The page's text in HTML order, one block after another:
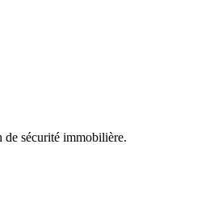
de sécurité immobilière.